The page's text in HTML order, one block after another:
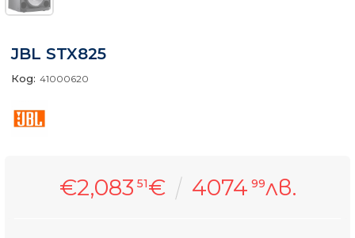
JBL STX825
Код: 41000620
€2,083 51€ 4074 99лв.